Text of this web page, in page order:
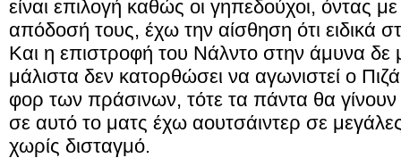
είναι επιλογή καθώς οι γηπεδούχοι, όντας
απόδοσή τους, έχω την αίσθηση ότι
Και η επιστροφή του Νάλντο στην άμυνα
μάλιστα δεν κατορθώσει να αγωνιστεί ο
φορ των πράσινων, τότε τα πάντα θα
σε αυτό το ματς έχω αουτσάιντερ σε
χωρίς δισταγμό.